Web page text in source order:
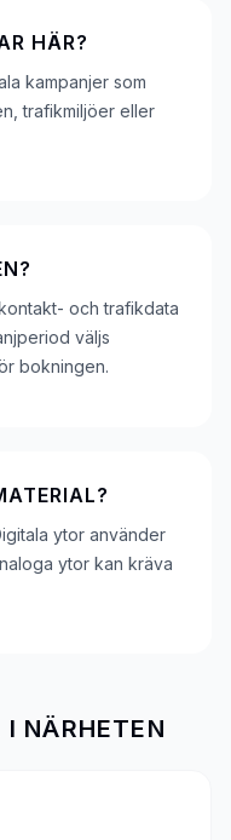
HÄR?
kampanjer som
trafikmiljöer eller
och trafikdata
väljs
bokningen.
ytor använder
ytor kan kräva
I NÄRHETEN